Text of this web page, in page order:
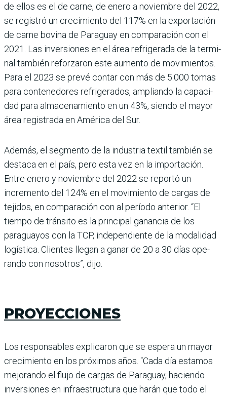
de ellos es el de carne, de enero a noviembre del 2022,
se registró un crecimiento del 117% en la exportación
de carne bovina de Para­guay en comparación con el
2021. Las inversiones en el área refrigerada de la termi­
nal también reforzaron este aumento de movimientos.
Para el 2023 se prevé con­tar con más de 5.000 tomas
para contenedores refrige­rados, ampliando la capaci­
dad para almacenamiento en un 43%, siendo el mayor
área registrada en América del Sur.
Además, el segmento de la industria textil también se
destaca en el país, pero esta vez en la importación.
Entre enero y noviembre del 2022 se reportó un
incremento del 124% en el movimiento de cargas de
tejidos, en compa­ración con al período ante­rior. “El
tiempo de tránsito es la principal ganancia de los
paraguayos con la TCP, independiente de la modali­dad
logística. Clientes llegan a ganar de 20 a 30 días ope­
rando con nosotros”, dijo.
PROYECCIONES
Los responsables explicaron que se espera un mayor
crecimiento en los próximos años. “Cada día estamos
mejorando el flujo de cargas de Paraguay, haciendo
inversiones en infraestructura que harán que todo el